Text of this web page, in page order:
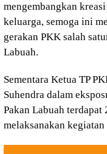
mengembangkan
keluarga, semoga ini
gerakan PKK salah
Labuah.
Sementara Ketua TP
Suhendra dalam
Pakan Labuah
melaksanakan